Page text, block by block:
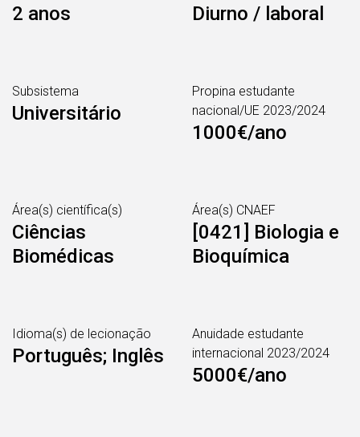
2 anos Diurno / laboral
Subsistema
Universitário
Propina estudante
nacional/UE 2023/2024
1000€/ano
Área(s) científica(s)
Ciências
Biomédicas
Área(s) CNAEF
[0421] Biologia e
Bioquímica
Idioma(s) de lecionação
Português; Inglês
Anuidade estudante
internacional 2023/2024
5000€/ano